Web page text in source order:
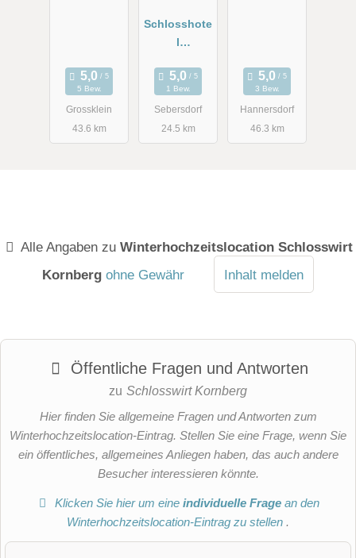
5 Bew.
Grossklein
43.6 km
Schlosshote
l
ofen
1 Bew.
Sebersdorf
24.5 km
3 Bew.
Hannersdorf
46.3 km
Alle Angaben zuWinterhochzeitslocation Schlosswirt
Kornberg ohne Gewähr Inhalt melden
Öffentliche Fragen und Antworten
zu Schlosswirt Kornberg
Hier finden Sie allgemeine Fragen und Antworten zum
Winterhochzeitslocation-Eintrag. Stellen Sie eine Frage, wenn Sie
ein öffentliches, allgemeines Anliegen haben, das auch andere
Besucher interessieren könnte.
Klicken Sie hier um eineindividuelle Frage an den
Winterhochzeitslocation-Eintrag zu stellen .